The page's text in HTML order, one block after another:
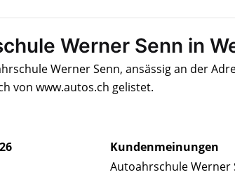
Werner Senn in
Werner Senn, ansässig an der
von www.autos.ch gelistet.
Kundenmeinungen
Autoahrschule Werner